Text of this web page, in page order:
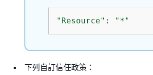
"Resource" : "*"
下列自訂信任政策：